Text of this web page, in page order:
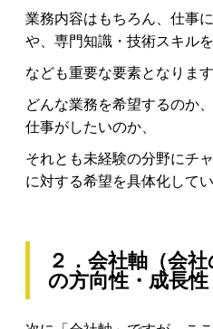
業務内容はもちろん、仕事
や、専門知識・技術スキル
なども重要な要素となります
どんな業務を希望するのか
仕事がしたいのか、
それとも未経験の分野にチ
に対する希望を具体化してい
２．会社軸（会
の方向性・成長性